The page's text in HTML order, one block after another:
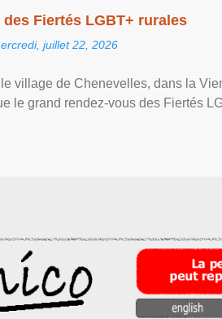
Fiertés LGBT+ rurales
juillet 22, 2026
village de Chenevelles, dans la
le grand rendez-vous des Fiertés